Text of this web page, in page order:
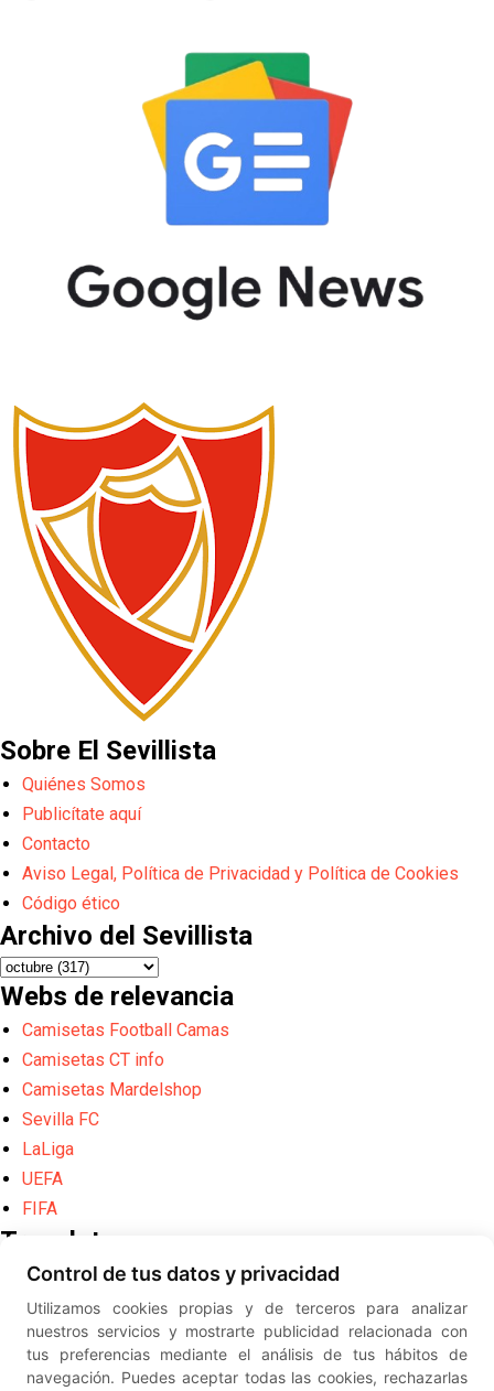
Sobre El Sevillista
Quiénes Somos
Publicítate aquí
Contacto
Aviso Legal, Política de Privacidad y Política de Cookies
Código ético
Archivo del Sevillista
Webs de relevancia
Camisetas Football Camas
Camisetas CT info
Camisetas Mardelshop
Sevilla FC
LaLiga
UEFA
FIFA
Translate
Powered by
Translate
Diseño web creado por Erick
© ElSevillista.es - Información sobre
el Sevilla FC, Sevilla Atlético, Sevilla Femenino y su Cantera
Control de tus datos y privacidad
Utilizamos cookies propias y de terceros para analizar
nuestros servicios y mostrarte publicidad relacionada con
tus preferencias mediante el análisis de tus hábitos de
navegación. Puedes aceptar todas las cookies, rechazarlas